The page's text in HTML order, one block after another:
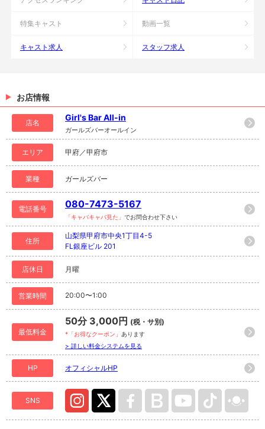
特集キャスト 動画一覧
キャスト求人 スタッフ求人
お店情報
店名
Girl's Bar All-in
ガールズバーオールイン
エリア 甲府／甲府市
業種 ガールズバー
電話番号 080-7473-5167
「キャバキャバ見た」 でお問合わせ下さい
住所
山梨県甲府市中央1丁目4-5
FL銀座ビル 201
店休日 月曜
営業時間 20:00〜1:00
最低料金
50分 3,000円 (税・サ別)
*「お得なクーポン」 あります
> 詳しい料金システムを見る
HP オフィシャルHP
SNS